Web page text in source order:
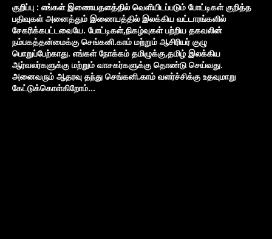
குறிப்பு : எங்கள் இணையதளத்தில் வெளியிடப்படும் போட்டிகள் குறித்த
பதிவுகள் அனைத்தும் இணையத்தில் இலக்கிய வட்டாரங்களில்
சேகரிக்கபட்டவையே. போட்டிகள்,நிகழ்வுகள் பற்றிய தகவலின்
நம்பகத்தன்மைக்கு செங்கனி.காம் மற்றும் ஆசிரியர் குழு
பொறுப்பேற்காது. எங்கள் நோக்கம் தமிழுக்கு,தமிழ் இலக்கிய
ஆர்வலர்களுக்கு மற்றும் வாசகர்களுக்கு தொண்டு செய்வது.
அனைவரும் ஆதரவு தந்து செங்கனி.காம் வளர்ச்சிக்கு உதவுமாறு
கேட்டுக்கொள்கிறோம்...